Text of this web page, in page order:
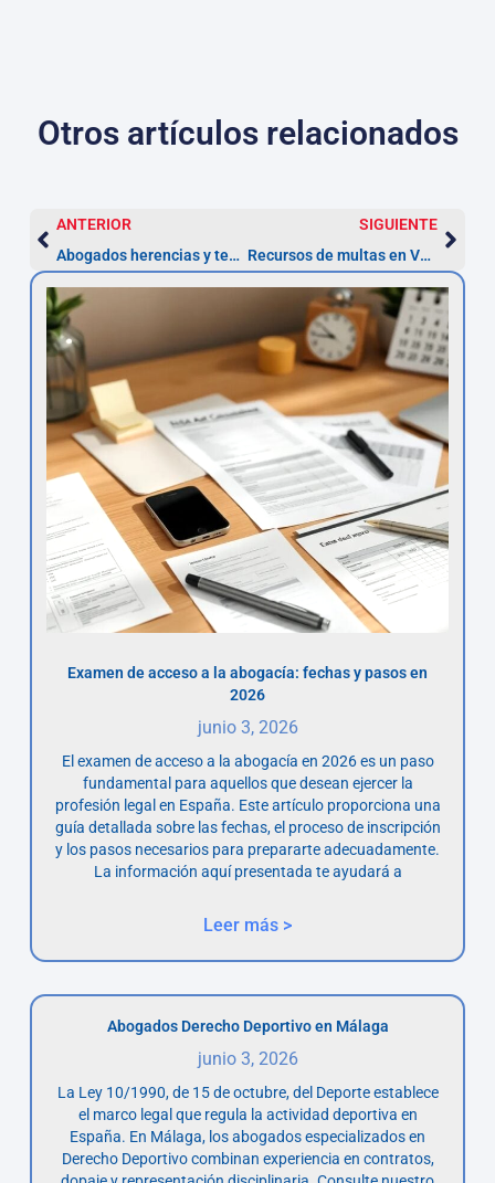
Otros artículos relacionados
ANTERIOR
Abogados herencias y testamentos — Valladolid
SIGUIENTE
Recursos de multas en Valladolid – Abogados especialistas
Examen de acceso a la abogacía: fechas y pasos en
2026
junio 3, 2026
El examen de acceso a la abogacía en 2026 es un paso
fundamental para aquellos que desean ejercer la
profesión legal en España. Este artículo proporciona una
guía detallada sobre las fechas, el proceso de inscripción
y los pasos necesarios para prepararte adecuadamente.
La información aquí presentada te ayudará a
Leer más >
Abogados Derecho Deportivo en Málaga
junio 3, 2026
La Ley 10/1990, de 15 de octubre, del Deporte establece
el marco legal que regula la actividad deportiva en
España. En Málaga, los abogados especializados en
Derecho Deportivo combinan experiencia en contratos,